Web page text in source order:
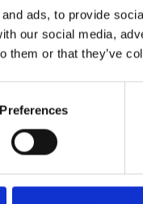
ads, to provide
our social media,
them or that they’ve
Preferences
405/1, 603 00 Brno –
+420 548 136 340
di apertura: su appuntamento